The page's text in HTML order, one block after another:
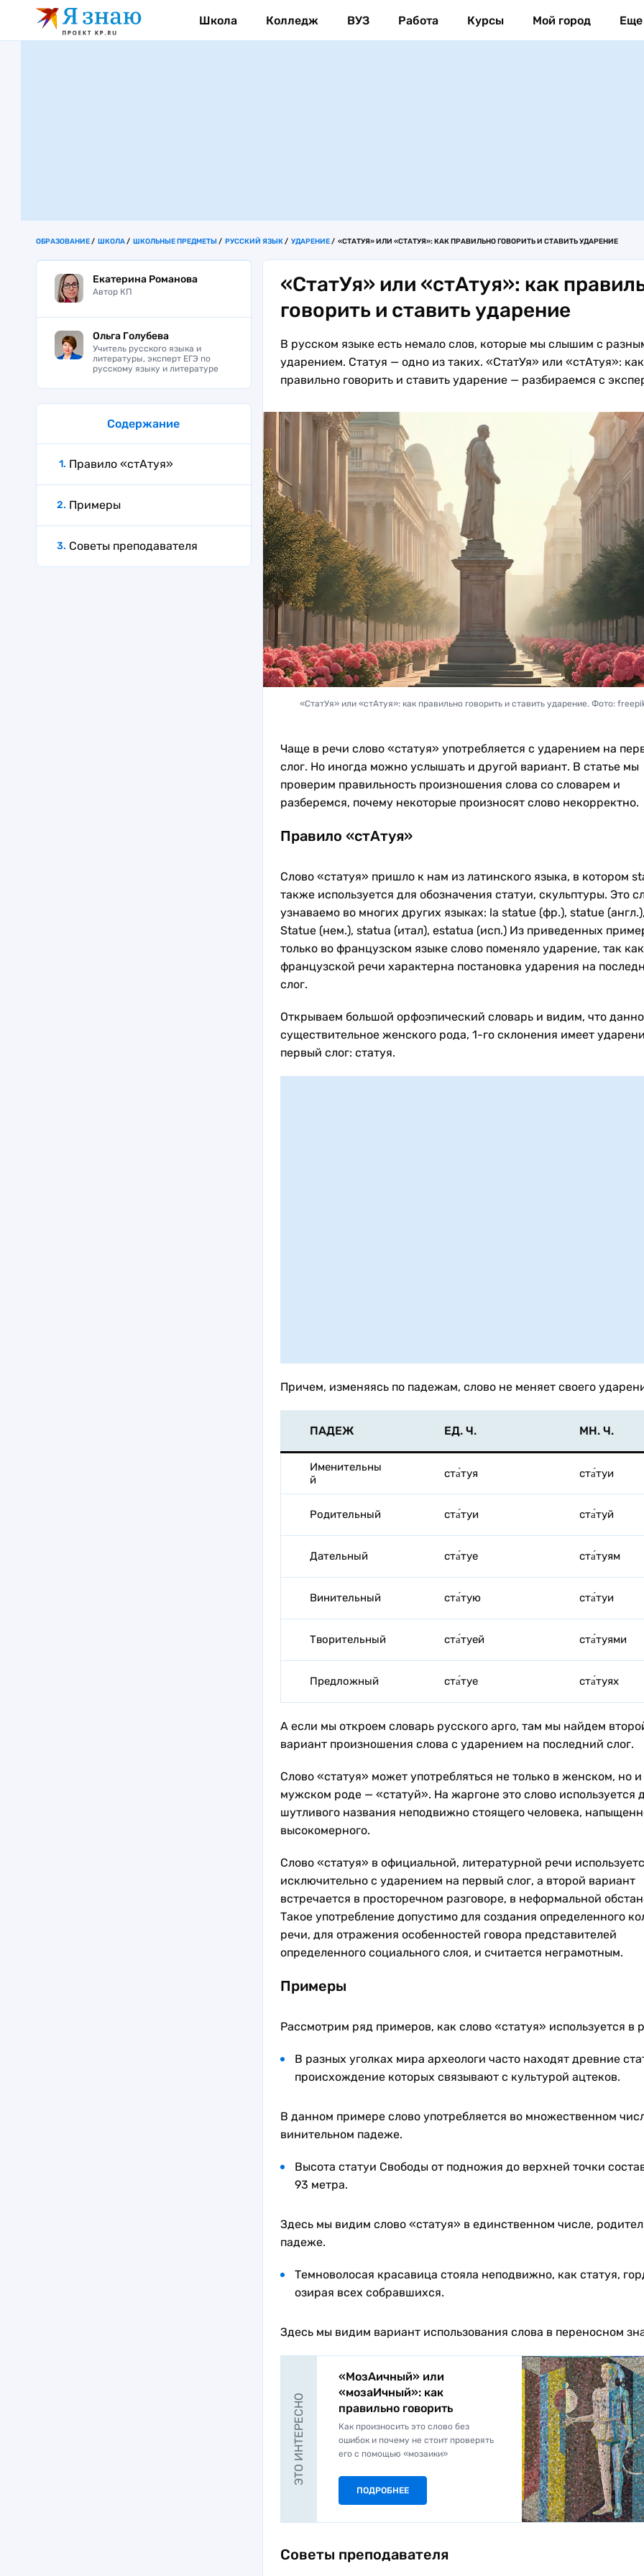
Школа Колледж ВУЗ Работа Курсы Мой город Еще
ОБРАЗОВАНИЕ ШКОЛА ШКОЛЬНЫЕ ПРЕДМЕТЫ РУССКИЙ ЯЗЫК УДАРЕНИЕ «СТАТУЯ» ИЛИ «СТАТУЯ»: КАК ПРАВИЛЬНО ГОВОРИТЬ И СТАВИТЬ УДАРЕНИЕ
Екатерина Романова
Автор КП
Ольга Голубева
Учитель русского языка и
литературы, эксперт ЕГЭ по
русскому языку и литературе
Содержание
Правило «стАтуя»
Примеры
Советы преподавателя
«СтатУя» или «стАтуя»: как
говорить и ставить ударение
В русском языке есть немало слов, которые мы слышим с
ударением. Статуя — одно из таких. «СтатУя» или «стАтуя»: как
правильно говорить и ставить ударение — разбираемся с
«СтатУя» или «стАтуя»: как правильно говорить и ставить ударение. Фото:
Чаще в речи слово «статуя» употребляется с ударением на
слог. Но иногда можно услышать и другой вариант. В статье мы
проверим правильность произношения слова со словарем и
разберемся, почему некоторые произносят слово некорректно.
Правило «стАтуя»
Слово «статуя» пришло к нам из латинского языка, в котором
также используется для обозначения статуи, скульптуры. Это
узнаваемо во многих других языках: la statue (фр.), statue
Statue (нем.), statua (итал), estatua (исп.) Из приведенных
только во французском языке слово поменяло ударение, так
французской речи характерна постановка ударения на
слог.
Открываем большой орфоэпический словарь и видим, что
существительное женского рода, 1-го склонения имеет
первый слог: статуя.
Причем, изменяясь по падежам, слово не меняет своего
ПАДЕЖ ЕД. Ч. МН. Ч.
Именительны
й
ста́туя ста́туи
Родительный ста́туи ста́туй
Дательный ста́туе ста́туям
Винительный ста́тую ста́туи
Творительный ста́туей ста́туями
Предложный ста́туе ста́туях
А если мы откроем словарь русского арго, там мы найдем
вариант произношения слова с ударением на последний слог.
Слово «статуя» может употребляться не только в женском, но и
мужском роде — «статуй». На жаргоне это слово используется
шутливого названия неподвижно стоящего человека,
высокомерного.
Слово «статуя» в официальной, литературной речи
исключительно с ударением на первый слог, а второй вариант
встречается в просторечном разговоре, в неформальной
Такое употребление допустимо для создания определенного
речи, для отражения особенностей говора представителей
определенного социального слоя, и считается неграмотным.
Примеры
Рассмотрим ряд примеров, как слово «статуя» используется в
В разных уголках мира археологи часто находят древние
происхождение которых связывают с культурой ацтеков.
В данном примере слово употребляется во множественном
винительном падеже.
Высота статуи Свободы от подножия до верхней точки
93 метра.
Здесь мы видим слово «статуя» в единственном числе,
падеже.
Темноволосая красавица стояла неподвижно, как статуя,
озирая всех собравшихся.
Здесь мы видим вариант использования слова в переносном
ЭТО ИНТЕРЕСНО
«МозАичный» или
«мозаИчный»: как
правильно говорить
Как произносить это слово без
ошибок и почему не стоит проверять
его с помощью «мозаики»
ПОДРОБНЕЕ
Советы преподавателя